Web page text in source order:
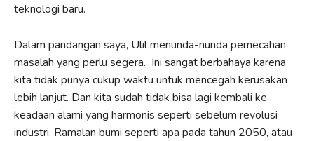
teknologi baru.
Dalam pandangan saya, Ulil menunda-nunda pemecahan
masalah yang perlu segera. Ini sangat berbahaya karena
kita tidak punya cukup waktu untuk mencegah kerusakan
lebih lanjut. Dan kita sudah tidak bisa lagi kembali ke
keadaan alami yang harmonis seperti sebelum revolusi
industri. Ramalan bumi seperti apa pada tahun 2050, atau